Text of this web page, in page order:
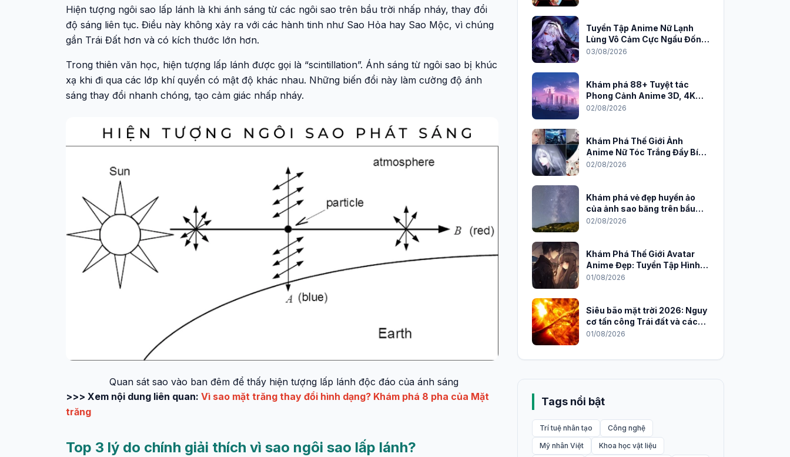
Hiện tượng ngôi sao lấp lánh là khi ánh sáng từ các ngôi sao trên bầu trời nhấp nháy, thay đổi
độ sáng liên tục. Điều này không xảy ra với các hành tinh như Sao Hỏa hay Sao Mộc, vì chúng
gần Trái Đất hơn và có kích thước lớn hơn.
Trong thiên văn học, hiện tượng lấp lánh được gọi là “scintillation”. Ánh sáng từ ngôi sao bị khúc
xạ khi đi qua các lớp khí quyển có mật độ khác nhau. Những biến đổi này làm cường độ ánh
sáng thay đổi nhanh chóng, tạo cảm giác nhấp nháy.
Quan sát sao vào ban đêm để thấy hiện tượng lấp lánh độc đáo của ánh sáng
>>> Xem nội dung liên quan: Vì sao mặt trăng thay đổi hình dạng? Khám phá 8 pha của Mặt
trăng
Top 3 lý do chính giải thích vì sao ngôi sao lấp lánh?
Tuyển Tập Anime Nữ Lạnh
Lùng Vô Cảm Cực Ngầu Đốn
Tim Fan
03/08/2026
Khám phá 88+ Tuyệt tác
Phong Cảnh Anime 3D, 4K
Sắc Nét
02/08/2026
Khám Phá Thế Giới Ảnh
Anime Nữ Tóc Trắng Đầy Bí
Ẩn và Quyến Rũ
02/08/2026
Khám phá vẻ đẹp huyền ảo
của ảnh sao băng trên bầu
trời đêm
02/08/2026
Khám Phá Thế Giới Avatar
Anime Đẹp: Tuyển Tập Hình
Nền Độc Đáo Cho Năm 2026
01/08/2026
Siêu bão mặt trời 2026: Nguy
cơ tấn công Trái đất và cách
phòng chống
01/08/2026
Tags nổi bật
Trí tuệ nhân tạo
Công nghệ
Mỹ nhân Việt
Khoa học vật liệu